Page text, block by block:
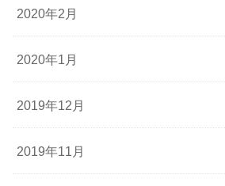
2020年2月
2020年1月
2019年12月
2019年11月